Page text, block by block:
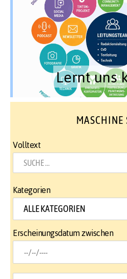
Lernt uns
MASCHINE
Volltext
Kategorien
Erscheinungsdatum zwischen